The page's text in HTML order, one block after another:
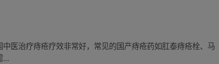
医治疗痔疮疗效非常好，常见的国产痔疮药如肛泰痔疮栓、马
...